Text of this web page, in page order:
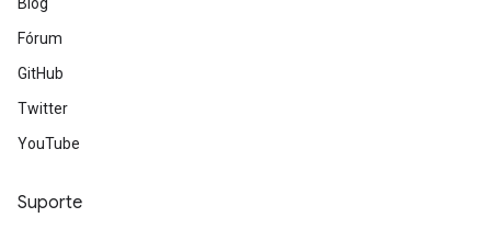
Fórum
GitHub
Twitter
YouTube
Suporte